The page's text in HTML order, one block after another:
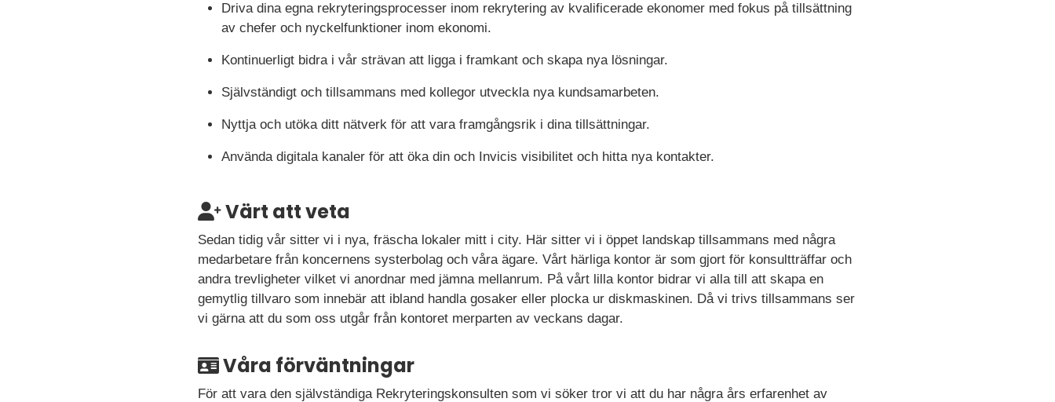
Driva dina egna rekryteringsprocesser inom rekrytering av kvalificerade ekonomer med fokus på tillsättning
av chefer och nyckelfunktioner inom ekonomi.
Kontinuerligt bidra i vår strävan att ligga i framkant och skapa nya lösningar.
Självständigt och tillsammans med kollegor utveckla nya kundsamarbeten.
Nyttja och utöka ditt nätverk för att vara framgångsrik i dina tillsättningar.
Använda digitala kanaler för att öka din och Invicis visibilitet och hitta nya kontakter.
Värt att veta
Sedan tidig vår sitter vi i nya, fräscha lokaler mitt i city. Här sitter vi i öppet landskap tillsammans med några
medarbetare från koncernens systerbolag och våra ägare. Vårt härliga kontor är som gjort för konsultträffar och
andra trevligheter vilket vi anordnar med jämna mellanrum. På vårt lilla kontor bidrar vi alla till att skapa en
gemytlig tillvaro som innebär att ibland handla gosaker eller plocka ur diskmaskinen. Då vi trivs tillsammans ser
vi gärna att du som oss utgår från kontoret merparten av veckans dagar.
Våra förväntningar
För att vara den självständiga Rekryteringskonsulten som vi söker tror vi att du har några års erfarenhet av